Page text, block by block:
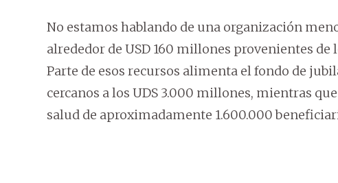
No estamos hablando de una organización
alrededor de USD 160 millones provenientes
Parte de esos recursos alimenta el fondo de
cercanos a los UDS 3.000 millones, mientras
salud de aproximadamente 1.600.000